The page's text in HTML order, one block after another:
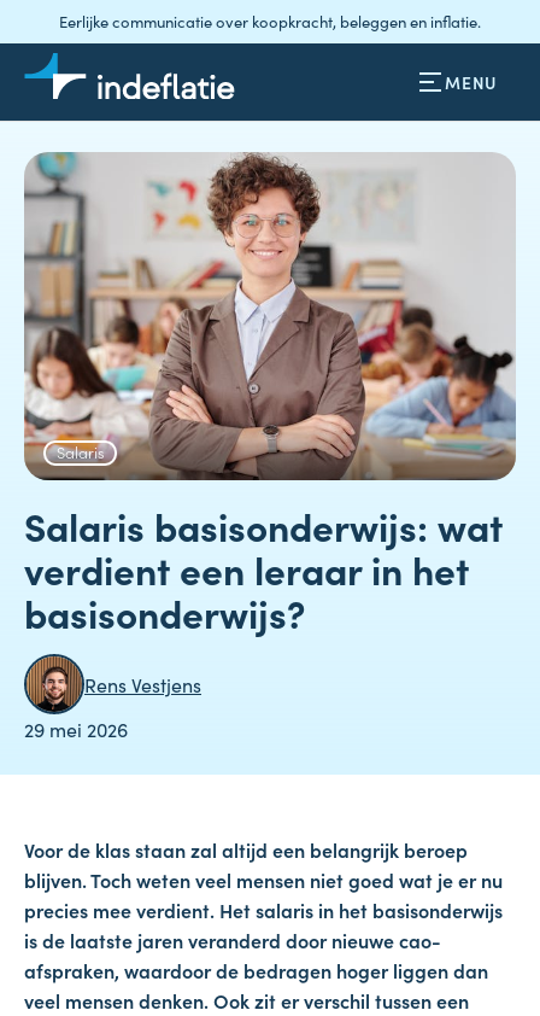
Eerlijke communicatie over koopkracht, beleggen en inflatie.
MENU
Salaris basisonderwijs: wat
verdient een leraar in het
basisonderwijs?
Rens Vestjens
29 mei 2026
Salaris
Voor de klas staan zal altijd een belangrijk beroep
blijven. Toch weten veel mensen niet goed wat je er nu
precies mee verdient. Het salaris in het basisonderwijs
is de laatste jaren veranderd door nieuwe cao-
afspraken, waardoor de bedragen hoger liggen dan
veel mensen denken. Ook zit er verschil tussen een